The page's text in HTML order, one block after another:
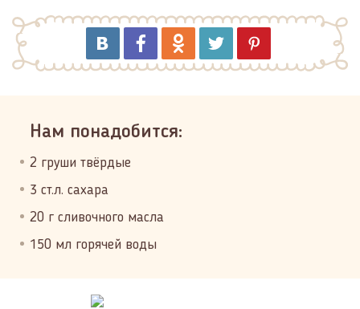
Нам понадобится:
2 груши твёрдые
3 ст.л. сахара
20 г сливочного масла
150 мл горячей воды